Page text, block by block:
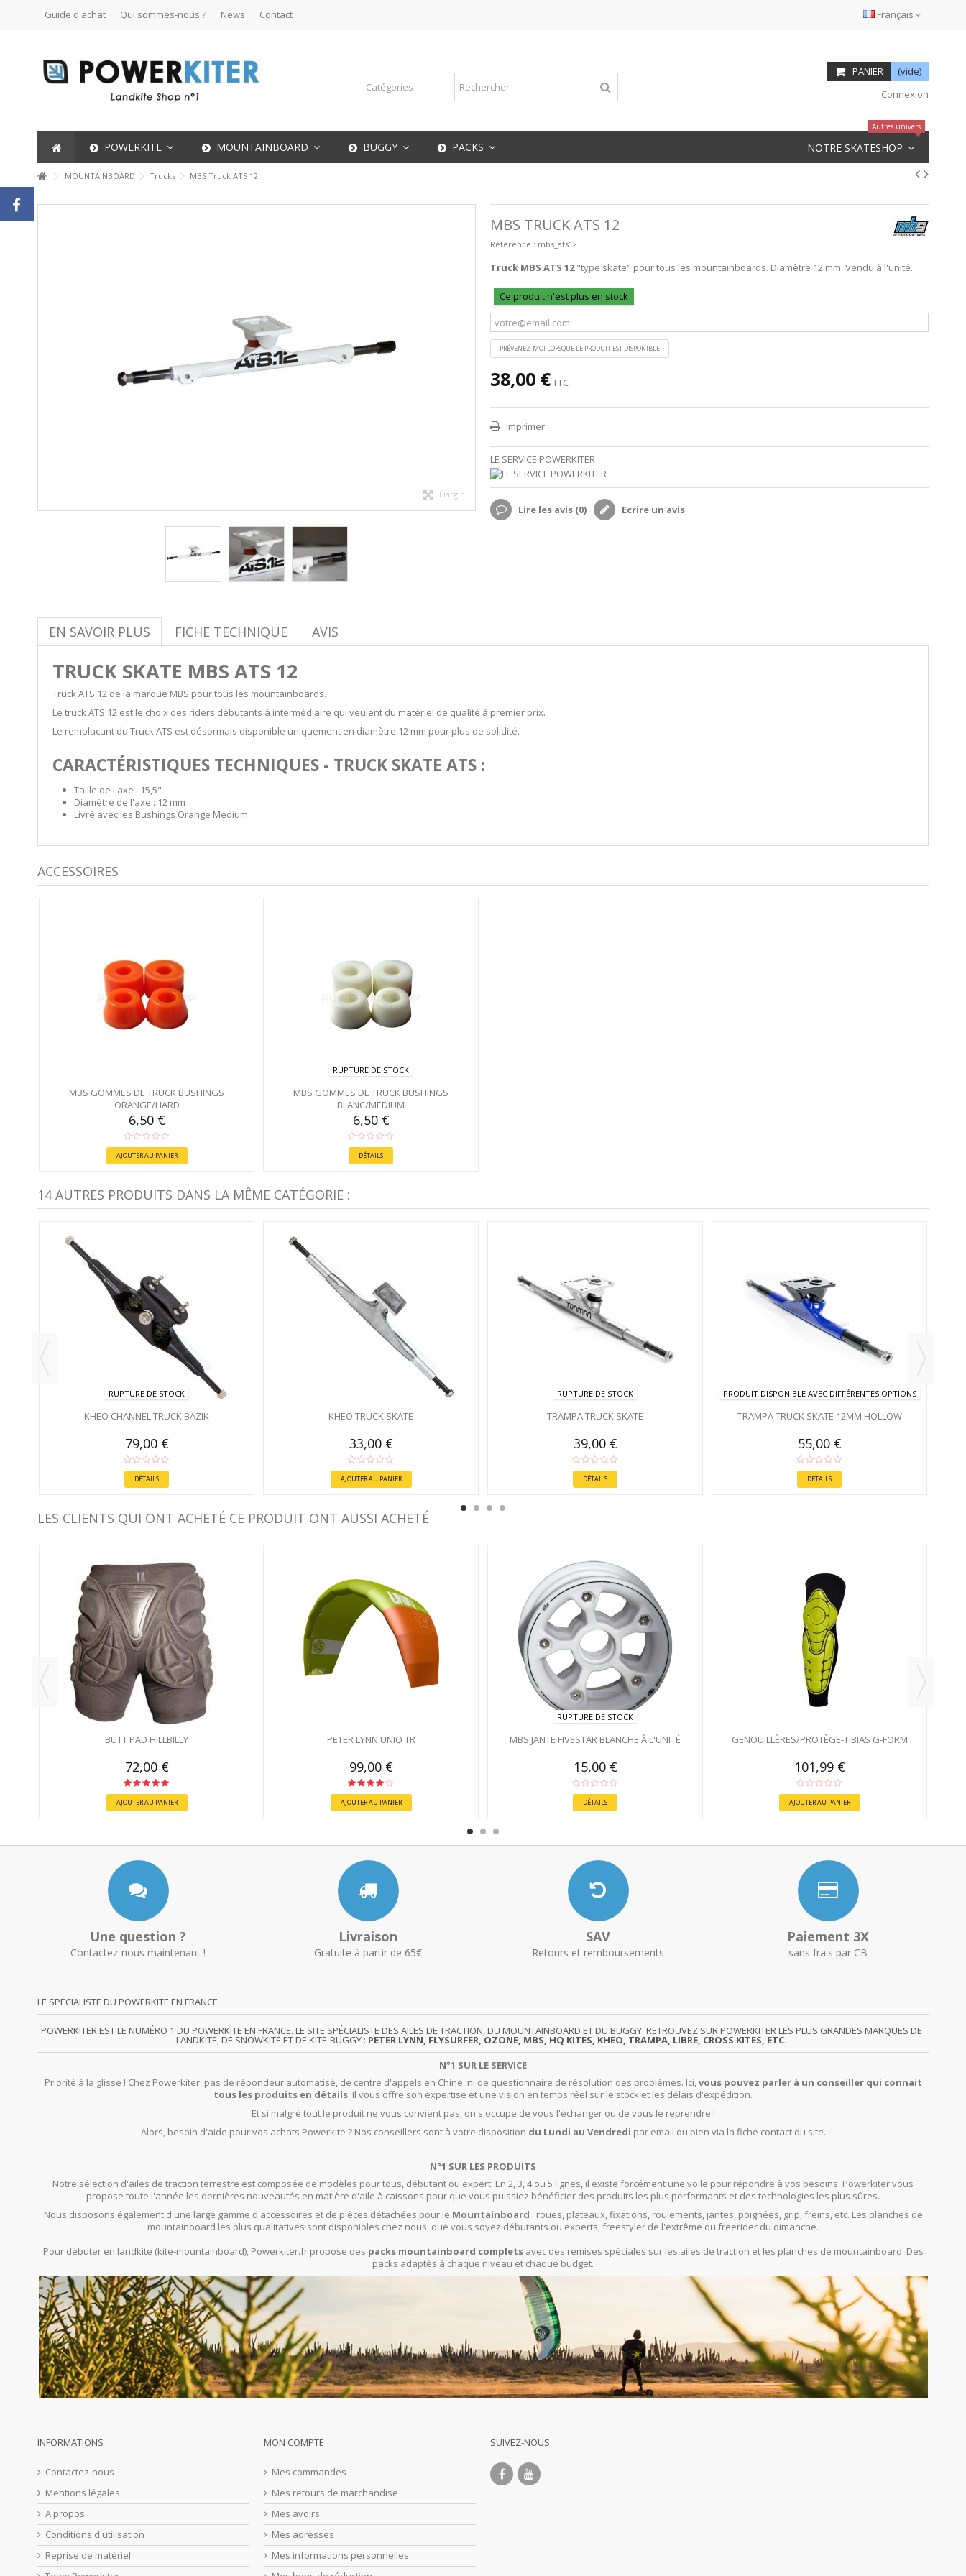
Français
Guide d'achat Qui sommes-nous ? News Contact
PANIER
(vide)
Connexion
POWERKITE MOUNTAINBOARD BUGGY PACKS NOTRE SKATESHOP
Autres univers
MOUNTAINBOARD Trucks MBS Truck ATS 12
Élargir
MBS TRUCK ATS 12
Référence : mbs_ats12
Truck MBS ATS 12"type skate" pour tous les mountainboards. Diamètre 12 mm. Vendu à l'unité.
Ce produit n'est plus en stock
PRÉVENEZ-MOI LORSQUE LE PRODUIT EST DISPONIBLE
38,00 €TTC
Imprimer
LE SERVICE POWERKITER
Lire les avis (0) Ecrire un avis
EN SAVOIR PLUS FICHE TECHNIQUE AVIS
TRUCK SKATE MBS ATS 12
Truck ATS 12 de la marque MBS pour tous les mountainboards.
Le truck ATS 12 est le choix des riders débutants à intermédiaire qui veulent du matériel de qualité à premier prix.
Le remplacant du Truck ATS est désormais disponible uniquement en diamètre 12 mm pour plus de solidité.
CARACTÉRISTIQUES TECHNIQUES - TRUCK SKATE ATS :
Taille de l'axe : 15,5"
Diamètre de l'axe : 12 mm
Livré avec les Bushings Orange Medium
ACCESSOIRES
MBS GOMMES DE TRUCK BUSHINGS
ORANGE/HARD
6,50 €
AJOUTER AU PANIER
RUPTURE DE STOCK
MBS GOMMES DE TRUCK BUSHINGS
BLANC/MEDIUM
6,50 €
DÉTAILS
14 AUTRES PRODUITS DANS LA MÊME CATÉGORIE :
RUPTURE DE STOCK
KHEO CHANNEL TRUCK BAZIK
79,00 €
DÉTAILS
KHEO TRUCK SKATE
33,00 €
AJOUTER AU PANIER
RUPTURE DE STOCK
TRAMPA TRUCK SKATE
39,00 €
DÉTAILS
PRODUIT DISPONIBLE AVEC DIFFÉRENTES OPTIONS
TRAMPA TRUCK SKATE 12MM HOLLOW
55,00 €
DÉTAILS
LES CLIENTS QUI ONT ACHETÉ CE PRODUIT ONT AUSSI ACHETÉ
BUTT PAD HILLBILLY
72,00 €
AJOUTER AU PANIER
PETER LYNN UNIQ TR
99,00 €
AJOUTER AU PANIER
RUPTURE DE STOCK
MBS JANTE FIVESTAR BLANCHE À L'UNITÉ
15,00 €
DÉTAILS
GENOUILLÈRES/PROTÈGE-TIBIAS G-FORM
101,99 €
AJOUTER AU PANIER
Une question ?
Contactez-nous maintenant !
Livraison
Gratuite à partir de 65€
SAV
Retours et remboursements
Paiement 3X
sans frais par CB
LE SPÉCIALISTE DU POWERKITE EN FRANCE
POWERKITER EST LE NUMÉRO 1 DU POWERKITE EN FRANCE. LE SITE SPÉCIALISTE DES AILES DE TRACTION, DU MOUNTAINBOARD ET DU BUGGY. RETROUVEZ SUR POWERKITER LES PLUS GRANDES MARQUES DE
LANDKITE, DE SNOWKITE ET DE KITE-BUGGY : PETER LYNN, FLYSURFER, OZONE, MBS, HQ KITES, KHEO, TRAMPA, LIBRE, CROSS KITES, ETC.
N°1 SUR LE SERVICE
Priorité à la glisse ! Chez Powerkiter, pas de répondeur automatisé, de centre d'appels en Chine, ni de questionnaire de résolution des problèmes. Ici,vous pouvez parler à un conseiller qui connait
tous les produits en détails. Il vous offre son expertise et une vision en temps réel sur le stock et les délais d'expédition.
Et si malgré tout le produit ne vous convient pas, on s'occupe de vous l'échanger ou de vous le reprendre !
Alors, besoin d'aide pour vos achats Powerkite ? Nos conseillers sont à votre disposition du Lundi au Vendredi par email ou bien via la fiche contact du site.
N°1 SUR LES PRODUITS
Notre sélection d'ailes de traction terrestre est composée de modèles pour tous, débutant ou expert. En 2, 3, 4 ou 5 lignes, il existe forcément une voile pour répondre à vos besoins. Powerkiter vous
propose toute l'année les dernières nouveautés en matière d'aile à caissons pour que vous puissiez bénéficier des produits les plus performants et des technologies les plus sûres.
Nous disposons également d'une large gamme d'accessoires et de pièces détachées pour le Mountainboard : roues, plateaux, fixations, roulements, jantes, poignées, grip, freins, etc. Les planches de
mountainboard les plus qualitatives sont disponibles chez nous, que vous soyez débutants ou experts, freestyler de l'extrême ou freerider du dimanche.
Pour débuter en landkite (kite-mountainboard), Powerkiter.fr propose des packs mountainboard completsavec des remises spéciales sur les ailes de traction et les planches de mountainboard. Des
packs adaptés à chaque niveau et chaque budget.
INFORMATIONS
Contactez-nous
Mentions légales
A propos
Conditions d'utilisation
Reprise de matériel
MON COMPTE
Mes commandes
Mes retours de marchandise
Mes avoirs
Mes adresses
Mes informations personnelles
SUIVEZ-NOUS